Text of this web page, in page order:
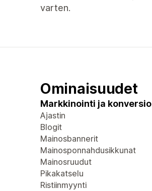
varten.
Ominaisuudet
Markkinointi ja konversio
Ajastin
Blogit
Mainosbannerit
Mainosponnahdusikkunat
Mainosruudut
Pikakatselu
Ristiinmyynti